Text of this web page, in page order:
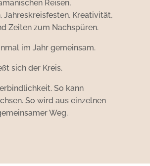
Reisen,
Jahreskreisfesten, Kreativität,
Zeiten zum Nachspüren.
im Jahr gemeinsam.
sich der Kreis.
So kann
So wird aus einzelnen
Weg.